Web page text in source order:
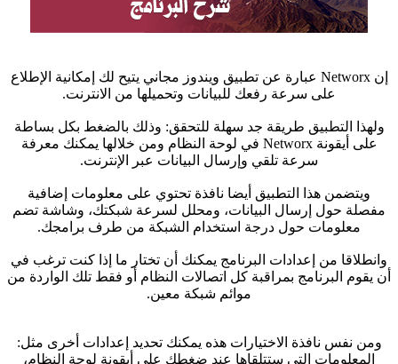
إن Networx عبارة عن تطبيق ويندوز مجاني يتيح لك إمكانية الإطلاع
على سرعة رفعك للبيانات وتحميلها من الانترنت.
التطبيق طريقة جد سهلة للتحقق: وذلك بالضغط بكل بساطة
على أيقونة Networx في لوحة النظام ومن خلالها يمكنك معرفة
سرعة تلقي وإرسال البيانات عبر الإنترنت.
ويتضمن هذا التطبيق أيضا نافذة تحتوي على معلومات إضافية
حول إرسال البيانات، ومحلل لسرعة شبكتك، وشاشة تضم
معلومات حول درجة استخدام الشبكة من طرف برامجك.
من إعدادات البرنامج يمكنك أن تختار ما إذا كنت ترغب في
البرنامج بمراقبة كل اتصالات النظام أو فقط تلك الواردة من
موائم شبكة معين.
نفس نافذة الاختيارات هذه يمكنك تحديد إعدادات أخرى مثل:
المعلومات التي ستتلقاها عند ضغطك على أيقونة لوحة النظام،